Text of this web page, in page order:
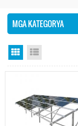
MGA KATEGORYA
Grid View